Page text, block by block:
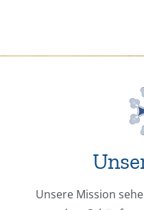
Unsere Mission